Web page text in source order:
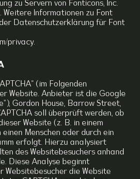
zu Servern von Fonticons, Inc.
Informationen zu Font
Datenschutzerklärung für Font
privacy.
(im Folgenden
Website. Anbieter ist die Google
Gordon House, Barrow Street,
soll überprüft werden, ob
Website (z. B. in einem
Menschen oder durch ein
erfolgt. Hierzu analysiert
des Websitebesuchers anhand
Diese Analyse beginnt
Websitebesucher die Website